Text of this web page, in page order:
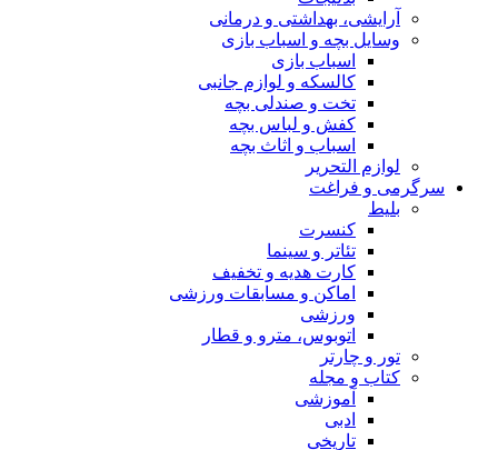
آرایشی، بهداشتی و درمانی
وسایل بچه و اسباب بازی
اسباب بازی
کالسکه و لوازم جانبی
تخت و صندلی بچه
کفش و لباس بچه
اسباب و اثاث بچه
لوازم التحریر
سرگرمی و فراغت
بلیط
کنسرت
تئاتر و سینما
کارت هدیه و تخفیف
اماکن و مسابقات ورزشی
ورزشی
اتوبوس، مترو و قطار
تور و چارتر
کتاب و مجله
آموزشی
ادبی
تاریخی